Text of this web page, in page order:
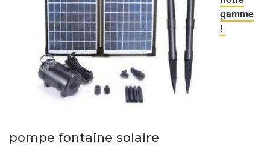
gamme
!
pompe fontaine solaire